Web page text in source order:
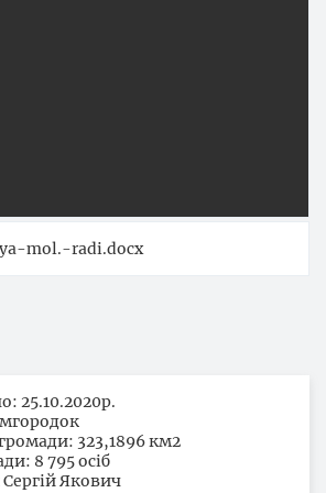
mol.-radi.docx
25.10.2020р.
323,1896 км2
8 795 осіб
Якович